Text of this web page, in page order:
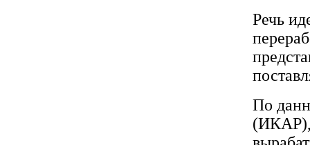
Речь
По
(ИКАР),